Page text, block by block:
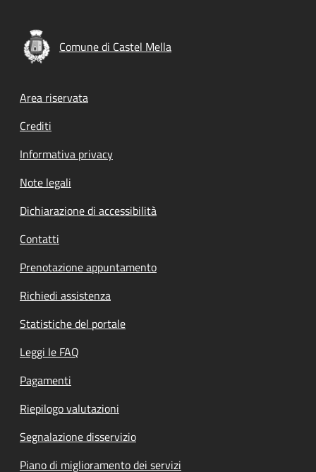
Comune di Castel Mella
Footer menu
Area riservata
Crediti
Informativa privacy
Note legali
Dichiarazione di accessibilità
Contatti
Prenotazione appuntamento
Richiedi assistenza
Statistiche del portale
Leggi le FAQ
Pagamenti
Riepilogo valutazioni
Segnalazione disservizio
Piano di miglioramento dei servizi